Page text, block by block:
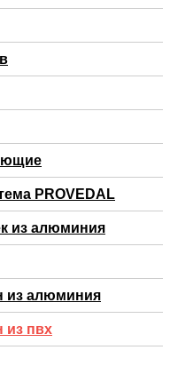
PROVEDAL
из алюминия
из алюминия
из пвх